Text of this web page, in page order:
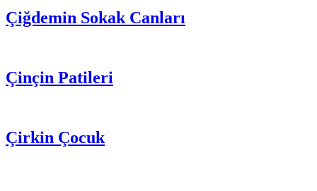
Çiğdemin Sokak Canları
Çinçin Patileri
Çirkin Çocuk